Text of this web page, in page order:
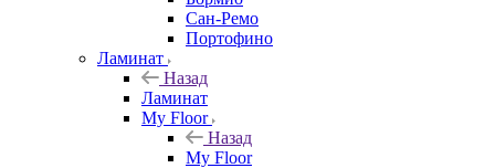
Сан-Ремо
Портофино
Ламинат
Назад
Ламинат
My Floor
Назад
My Floor